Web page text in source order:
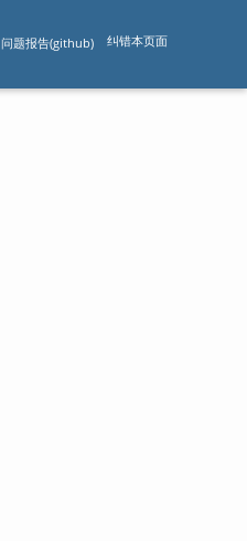
问题报告(github) 纠错本页面